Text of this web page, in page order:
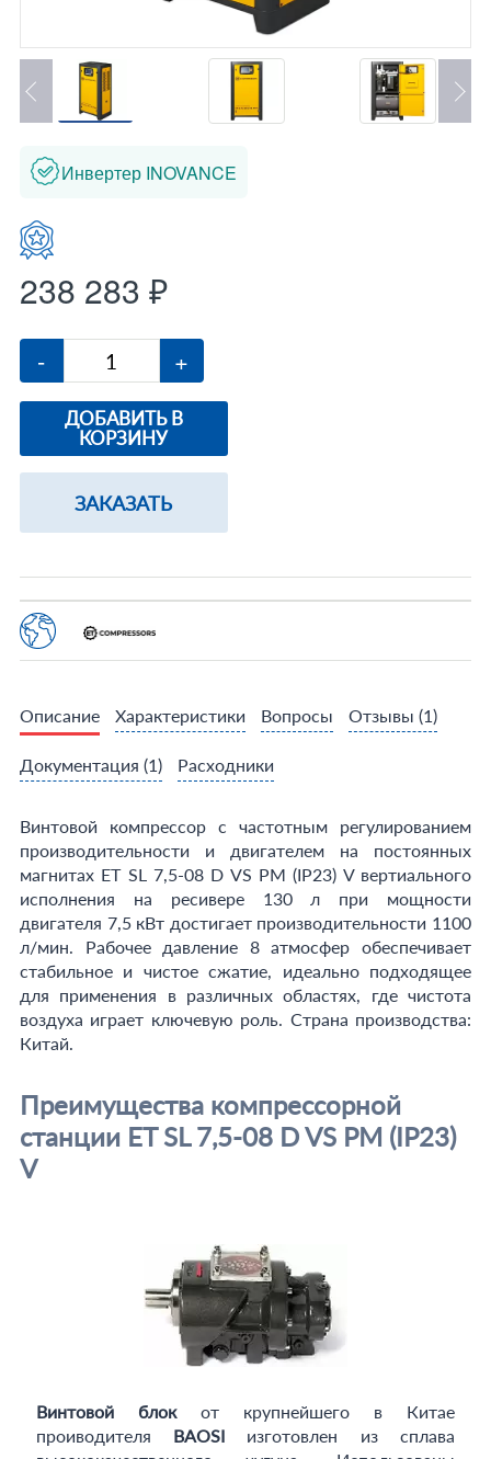
Инвертер INOVANCE
238 283 ₽
- +
ДОБАВИТЬ В
КОРЗИНУ
ЗАКАЗАТЬ
Описание Характеристики Вопросы Отзывы (1)
Документация (1) Расходники
Винтовой компрессор с частотным регулированием
производительности и двигателем на постоянных
магнитах ET SL 7,5-08 D VS PM (IP23) V вертиального
исполнения на ресивере 130 л при мощности
двигателя 7,5 кВт достигает производительности 1100
л/мин. Рабочее давление 8 атмосфер обеспечивает
стабильное и чистое сжатие, идеально подходящее
для применения в различных областях, где чистота
воздуха играет ключевую роль. Страна производства:
Китай.
Преимущества компрессорной
станции ET SL 7,5-08 D VS PM (IP23)
V
Винтовой блокот крупнейшего в Китае
проиводителя BAOSI изготовлен из сплава